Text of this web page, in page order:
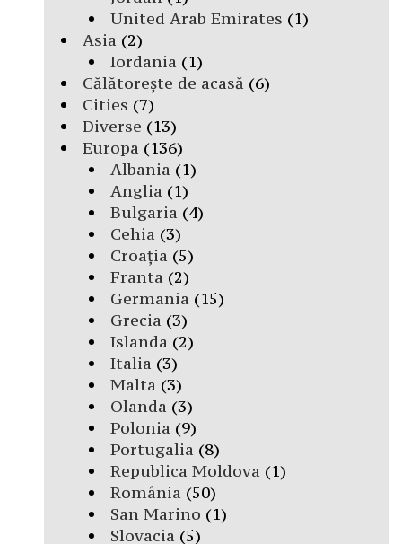
United Arab Emirates (1)
Asia (2)
Iordania (1)
Călătorește de acasă (6)
Cities (7)
Diverse (13)
Europa (136)
Albania (1)
Anglia (1)
Bulgaria (4)
Cehia (3)
Croația (5)
Franta (2)
Germania (15)
Grecia (3)
Islanda (2)
Italia (3)
Malta (3)
Olanda (3)
Polonia (9)
Portugalia (8)
Republica Moldova (1)
România (50)
San Marino (1)
Slovacia (5)